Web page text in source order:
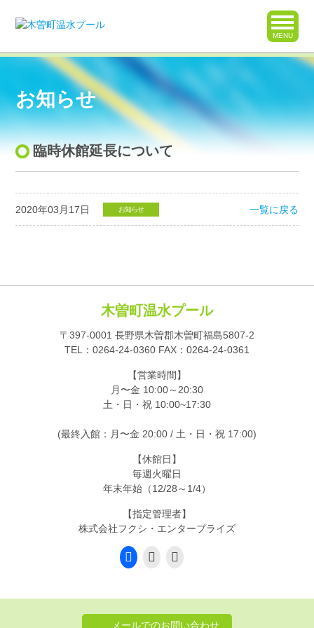
MENU
お知らせ
臨時休館延長について
2020年03月17日 お知らせ 一覧に戻る
木曽町温水プール
〒397-0001 長野県木曽郡木曽町福島5807-2
TEL： 0264-24-0360 FAX：0264-24-0361
【営業時間】
月〜金 10:00～20:30
土・日・祝 10:00~17:30
(最終入館：月〜金 20:00 / 土・日・祝 17:00)
【休館日】
毎週火曜日
年末年始（12/28～1/4）
【指定管理者】
株式会社フクシ・エンタープライズ
メールでのお問い合わせ